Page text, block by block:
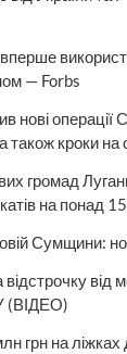
— Forbs
нові операції
а також кроки
громад
на понад
Сумщини:
від
(ВІДЕО)
грн на ліжках